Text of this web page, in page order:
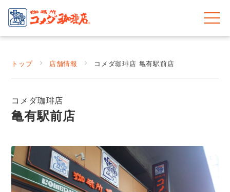
トップ 店舗情報 コメダ珈琲店 亀有駅前店
コメダ珈琲店
亀有駅前店